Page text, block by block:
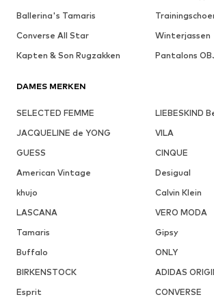
Ballerina's Tamaris
Converse All Star
Winterjassen
Kapten & Son Rugzakken
Pantalons
DAMES MERKEN
SELECTED FEMME
LIEBESKIND
JACQUELINE de YONG
VILA
GUESS
CINQUE
American Vintage
Desigual
khujo
Calvin Klein
LASCANA
VERO MODA
Tamaris
Gipsy
Buffalo
ONLY
BIRKENSTOCK
ADIDAS
Esprit
CONVERSE